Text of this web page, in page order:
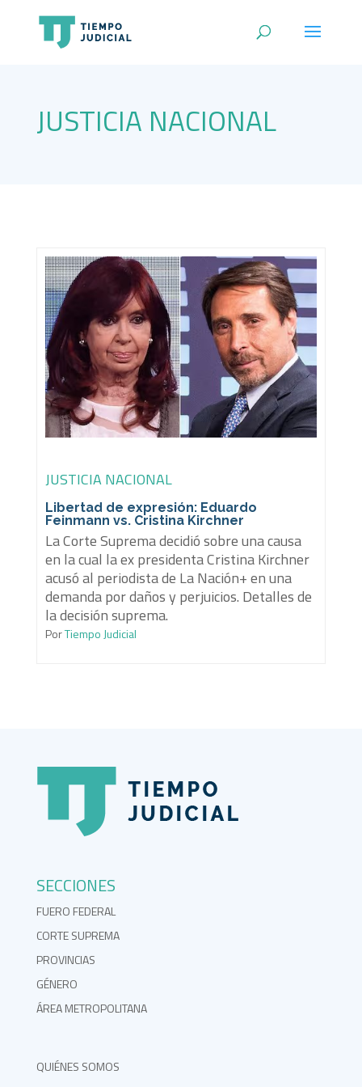
JUSTICIA NACIONAL
JUSTICIA NACIONAL
Libertad de expresión: Eduardo
Feinmann vs. Cristina Kirchner
La Corte Suprema decidió sobre una causa
en la cual la ex presidenta Cristina Kirchner
acusó al periodista de La Nación+ en una
demanda por daños y perjuicios. Detalles de
la decisión suprema.
PorTiempo Judicial
SECCIONES
FUERO FEDERAL
CORTE SUPREMA
PROVINCIAS
GÉNERO
ÁREA METROPOLITANA
QUIÉNES SOMOS